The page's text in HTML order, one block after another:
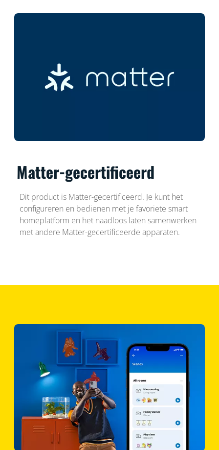
Matter-gecertificeerd
Dit product is Matter-gecertificeerd. Je kunt het
configureren en bedienen met je favoriete smart
homeplatform en het naadloos laten samenwerken
met andere Matter-gecertificeerde apparaten.